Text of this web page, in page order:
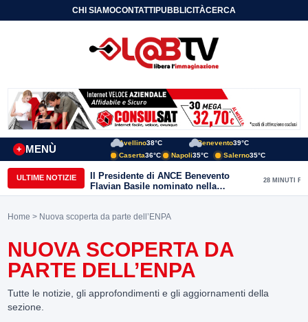
CHI SIAMOCONTATTIPUBBLICITÀCERCA
MENÙ
+
Avellino38°C Benevento39°C
Caserta36°C Napoli35°C Salerno35°C
ULTIME NOTIZIE
Il Presidente di ANCE Benevento
Flavian Basile nominato nella
Commissione Tecnica
Confindustria Nazionale
28 MINUTI FA
Home > Nuova scoperta da parte dell’ENPA
NUOVA SCOPERTA DA
PARTE DELL’ENPA
Tutte le notizie, gli approfondimenti e gli aggiornamenti della
sezione.